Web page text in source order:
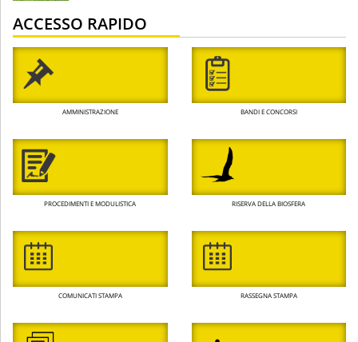
ACCESSO RAPIDO
AMMINISTRAZIONE BANDI E CONCORSI
PROCEDIMENTI E MODULISTICA RISERVA DELLA BIOSFERA
COMUNICATI STAMPA RASSEGNA STAMPA